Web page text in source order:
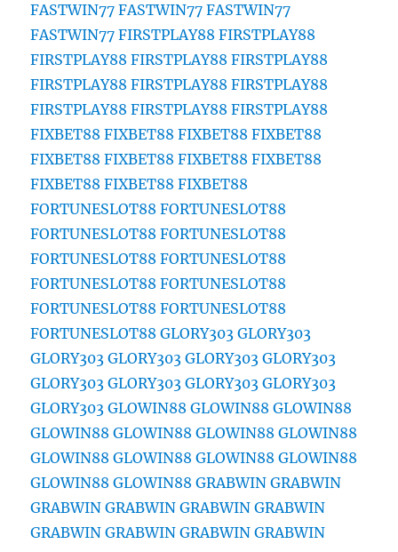
FASTWIN77 FASTWIN77 FASTWIN77
FASTWIN77 FIRSTPLAY88 FIRSTPLAY88
FIRSTPLAY88 FIRSTPLAY88 FIRSTPLAY88
FIRSTPLAY88 FIRSTPLAY88 FIRSTPLAY88
FIRSTPLAY88 FIRSTPLAY88 FIRSTPLAY88
FIXBET88 FIXBET88 FIXBET88 FIXBET88
FIXBET88 FIXBET88 FIXBET88 FIXBET88
FIXBET88 FIXBET88 FIXBET88
FORTUNESLOT88 FORTUNESLOT88
FORTUNESLOT88 FORTUNESLOT88
FORTUNESLOT88 FORTUNESLOT88
FORTUNESLOT88 FORTUNESLOT88
FORTUNESLOT88 FORTUNESLOT88
FORTUNESLOT88 GLORY303 GLORY303
GLORY303 GLORY303 GLORY303 GLORY303
GLORY303 GLORY303 GLORY303 GLORY303
GLORY303 GLOWIN88 GLOWIN88 GLOWIN88
GLOWIN88 GLOWIN88 GLOWIN88 GLOWIN88
GLOWIN88 GLOWIN88 GLOWIN88 GLOWIN88
GLOWIN88 GLOWIN88 GRABWIN GRABWIN
GRABWIN GRABWIN GRABWIN GRABWIN
GRABWIN GRABWIN GRABWIN GRABWIN